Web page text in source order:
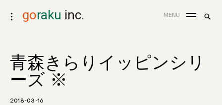
to
goraku inc.
toggle
MENU
青森きらりイッピンシリ
ーズ ※
2018-03-16
search